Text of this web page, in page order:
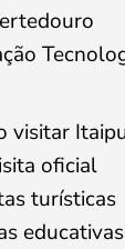
visitar
oficial
turísticas
educativas